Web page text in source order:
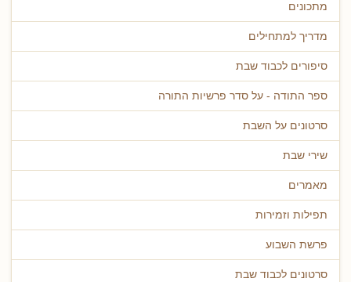
מתכונים
מדריך למתחילים
סיפורים לכבוד שבת
ספר התודה - על סדר פרשיות התורה
סרטונים על השבת
שירי שבת
מאמרים
תפילות וזמירות
פרשת השבוע
סרטונים לכבוד שבת